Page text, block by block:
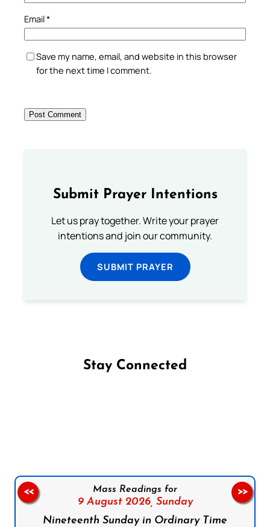
Email*
Save my name, email, and website in this browser
for the next time I comment.
Submit Prayer Intentions
Let us pray together. Write your prayer
intentions and join our community.
SUBMIT PRAYER
Stay Connected
Mass Readings for
9 August 2026, Sunday
Nineteenth Sunday in Ordinary Time
<< >>